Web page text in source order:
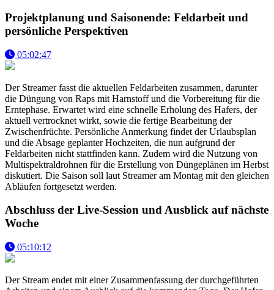
Projektplanung und Saisonende: Feldarbeit und
persönliche Perspektiven
05:02:47
Der Streamer fasst die aktuellen Feldarbeiten zusammen, darunter
die Düngung von Raps mit Harnstoff und die Vorbereitung für die
Erntephase. Erwartet wird eine schnelle Erholung des Hafers, der
aktuell vertrocknet wirkt, sowie die fertige Bearbeitung der
Zwischenfrüchte. Persönliche Anmerkung findet der Urlaubsplan
und die Absage geplanter Hochzeiten, die nun aufgrund der
Feldarbeiten nicht stattfinden kann. Zudem wird die Nutzung von
Multispektraldrohnen für die Erstellung von Düngeplänen im Herbst
diskutiert. Die Saison soll laut Streamer am Montag mit den gleichen
Abläufen fortgesetzt werden.
Abschluss der Live-Session und Ausblick auf nächste
Woche
05:10:12
Der Stream endet mit einer Zusammenfassung der durchgeführten